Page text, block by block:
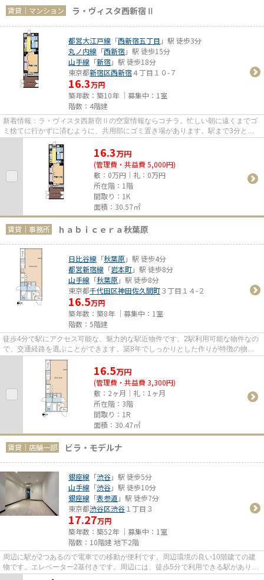
賃貸｜マンション ラ・ヴィスタ西新宿Ⅱ
都営大江戸線 「西新宿五丁目 」駅 徒歩3分
丸ノ内線 「西新宿 」駅 徒歩15分
山手線 「新宿 」駅 徒歩18分
東京都新宿区西新宿４丁目１０-７
16.3万円
築年数：築10年 ｜募集中： 1室
階数：4階建
新着情報：ラ・ヴィスタ西新宿Ⅱの空室情報ならコチラ。忙しい朝に遠くまでゴ
ミ捨てに行かずに済むように、共用部にゴミ置き場があります。駅まで3分と、
駅近でアクセスも良好な物件で...
16.3万円
(管理費・共益費 5,000円)
敷：0万円｜礼：0万円
所在階：1階
間取り：1K
面積：30.57㎡
賃貸｜事務所 ｈａｂｉｃｅｒａ秋葉原
日比谷線 「秋葉原」駅 徒歩4分
都営新宿線 「岩本町」駅 徒歩8分
山手線 「秋葉原」駅 徒歩8分
東京都千代田区神田佐久間町３丁目１４-２
16.5万円
築年数：築8年 ｜募集中： 1室
階数：5階建
徒歩4分で駅にアクセス可能な、魅力的な駅近物件です。2駅利用可能な物件なの
で、交通経路を選ぶことができます。築8年でしっかりとした作りが特徴の物件
16.5万円
(管理費・共益費 3,300円)
敷：2ヶ月｜礼：1ヶ月
所在階：3階
間取り：1R
面積：30.47㎡
賃貸｜店舗一部 ビラ・モデルナ
銀座線 「渋谷」駅 徒歩5分
山手線 「渋谷」駅 徒歩10分
銀座線 「表参道 」駅 徒歩7分
東京都渋谷区渋谷１丁目３
17.27万円
築年数：築52年 ｜募集中： 1室
階数：10階建 地下2階
周辺に駅が2つあるので電車での移動が便利です。周辺環境の良い10階建ての建
物です。エレベーター2基付きです。周辺には、徒歩5分で利用できる駅がありま